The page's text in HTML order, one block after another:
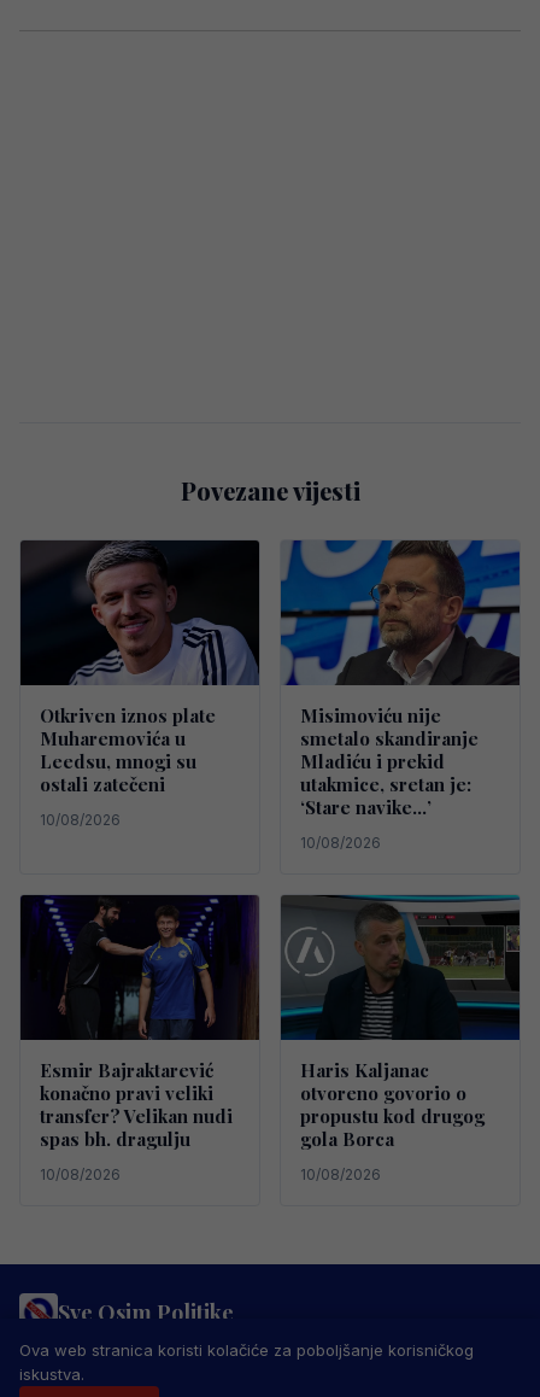
Povezane vijesti
Otkriven iznos plate
Muharemovića u
Leedsu, mnogi su
ostali zatečeni
10/08/2026
Misimoviću nije
smetalo skandiranje
Mladiću i prekid
utakmice, sretan je:
‘Stare navike…’
10/08/2026
Esmir Bajraktarević
konačno pravi veliki
transfer? Velikan nudi
spas bh. dragulju
10/08/2026
Haris Kaljanac
otvoreno govorio o
propustu kod drugog
gola Borca
10/08/2026
Sve Osim Politike
PRAVILA PRIVATNOSTI MARKETING
USLOVI KORIŠTENJA
IMPRESSUM
© 2026 Sve Osim Politike. Sva prava zadržana.
Ova web stranica koristi kolačiće za poboljšanje korisničkog
iskustva.